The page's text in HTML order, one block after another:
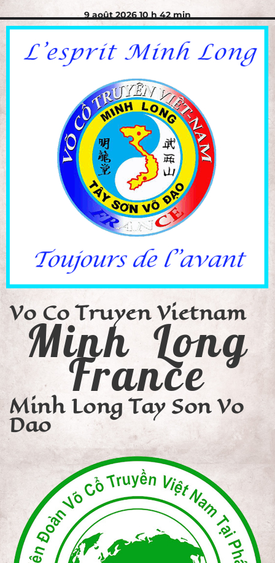
9 août 2026 10 h 42 min
Vo Co Truyen Vietnam
Minh Long
France
Minh Long Tay Son Vo
Dao